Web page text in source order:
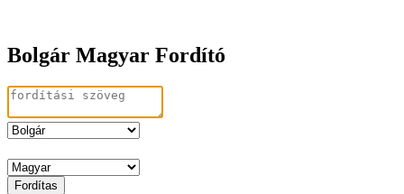
Bolgár Magyar Fordító
Fordítas